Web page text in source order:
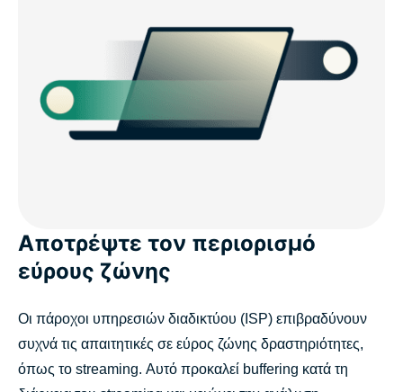
Αποτρέψτε τον περιορισμό
εύρους ζώνης
Οι πάροχοι υπηρεσιών διαδικτύου (ISP) επιβραδύνουν
συχνά τις απαιτητικές σε εύρος ζώνης δραστηριότητες,
όπως το streaming. Αυτό προκαλεί buffering κατά τη